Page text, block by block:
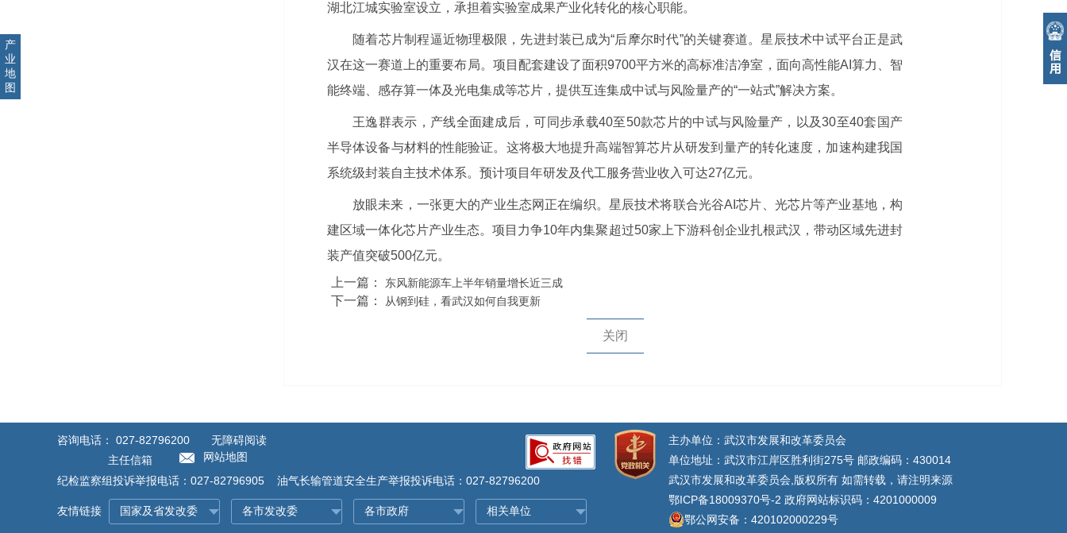
湖北江城实验室设立，承担着实验室成果产业化转化的核心职能。
随着芯片制程逼近物理极限，先进封装已成为“后摩尔时代”的关键赛道。星辰技术中试平台正是武
汉在这一赛道上的重要布局。项目配套建设了面积9700平方米的高标准洁净室，面向高性能AI算力、智
能终端、感存算一体及光电集成等芯片，提供互连集成中试与风险量产的“一站式”解决方案。
王逸群表示，产线全面建成后，可同步承载40至50款芯片的中试与风险量产，以及30至40套国产
半导体设备与材料的性能验证。这将极大地提升高端智算芯片从研发到量产的转化速度，加速构建我国
系统级封装自主技术体系。预计项目年研发及代工服务营业收入可达27亿元。
放眼未来，一张更大的产业生态网正在编织。星辰技术将联合光谷AI芯片、光芯片等产业基地，构
建区域一体化芯片产业生态。项目力争10年内集聚超过50家上下游科创企业扎根武汉，带动区域先进封
装产值突破500亿元。
上一篇：
东风新能源车上半年销量增长近三成
下一篇： 从钢到硅，看武汉如何自我更新
关闭
产
业
地
图
咨询电话： 027-82796200
无障碍阅读
主任信箱
网站地图
纪检监察组投诉举报电话：027-82796905 油气长输管道安全生产举报投诉电话：027-82796200
友情链接
主办单位：武汉市发展和改革委员会
单位地址：武汉市江岸区胜利街275号 邮政编码：430014
武汉市发展和改革委员会,版权所有 如需转载，请注明来源
鄂ICP备18009370号-2 政府网站标识码：4201000009
鄂公网安备：420102000229号